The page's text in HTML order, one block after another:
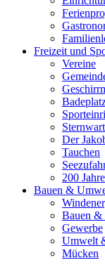
Freizeit und
Vereine
Der
Tauchen
200
Bauen &
Bauen
Gewerbe
Umwelt
Mücken